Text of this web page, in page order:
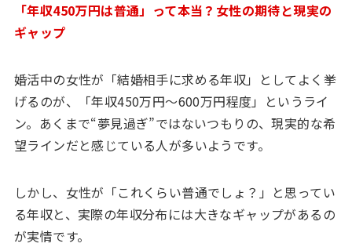
「年収450万円は普通」って本当？女性の期待と現実の
ギャップ
婚活中の女性が「結婚相手に求める年収」としてよく挙
げるのが、「年収450万円〜600万円程度」というライ
ン。あくまで“夢見過ぎ”ではないつもりの、現実的な希
望ラインだと感じている人が多いようです。
しかし、女性が「これくらい普通でしょ？」と思ってい
る年収と、実際の年収分布には大きなギャップがあるの
が実情です。